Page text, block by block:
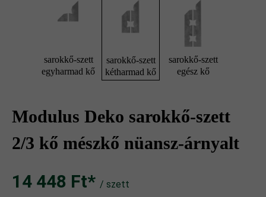
sarokkő-szett
egyharmad kő
sarokkő-szett
kétharmad kő
sarokkő-szett
egész kő
Modulus Deko sarokkő-szett
2/3 kő mészkő nüansz-árnyalt
14 448 Ft‎‎‎* / szett